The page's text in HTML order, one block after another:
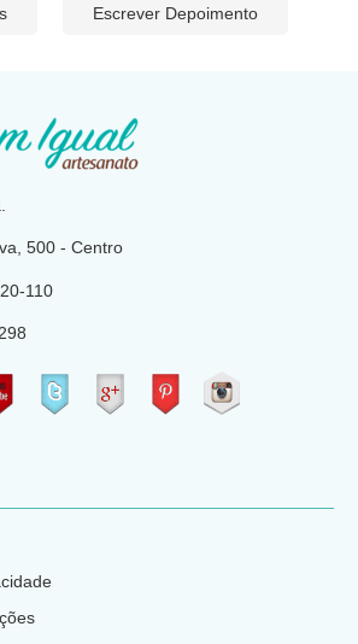
Escrever Depoimento
500 - Centro
110